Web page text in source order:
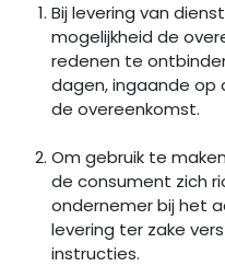
Bij levering van
mogelijkheid de
redenen te
dagen, ingaande op
de overeenkomst.
Om gebruik te
de consument zich
ondernemer bij het
levering ter zake
instructies.